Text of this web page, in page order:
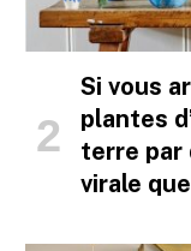
Si vous
plantes
terre par
virale